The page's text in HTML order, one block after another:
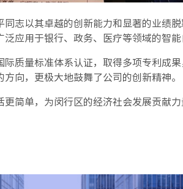
志以其卓越的创新能力和显著的业绩
应用于银行、政务、医疗等领域的智能
质量标准体系认证，取得多项专利成
向，更极大地鼓舞了公司的创新精神。
简单，为闵行区的经济社会发展贡献力